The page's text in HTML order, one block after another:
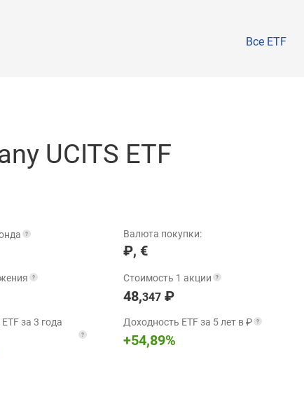
Все ETF
UCITS ETF
Валюта покупки:
₽, €
Стоимость 1 акции
48,347 ₽
Доходность ETF за 5 лет в ₽
+54,89%
за 3 года